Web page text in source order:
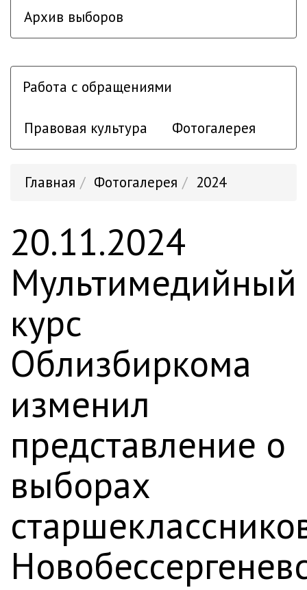
Архив выборов
Работа с обращениями
Правовая культура Фотогалерея
Главная Фотогалерея 2024
20.11.2024
Мультимедийный
курс
Облизбиркома
изменил
представление о
выборах